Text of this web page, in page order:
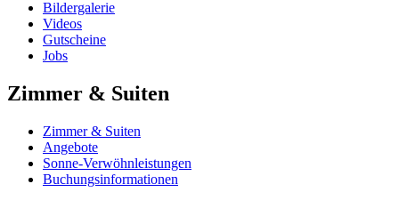
Bildergalerie
Videos
Gutscheine
Jobs
Zimmer & Suiten
Zimmer & Suiten
Angebote
Sonne-Verwöhnleistungen
Buchungsinformationen